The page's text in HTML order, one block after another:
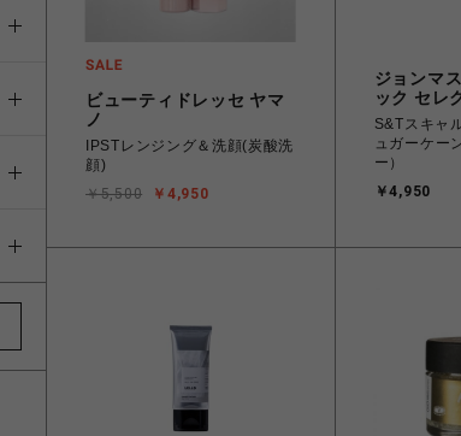
ビューティドレッセ ヤマ
ノ
IPSTレンジング＆洗顔(炭酸洗
顔)
￥4,950
￥5,500
ジョンマ
ック セレ
S&Tスキャ
ュガーケー
ー）
￥4,950